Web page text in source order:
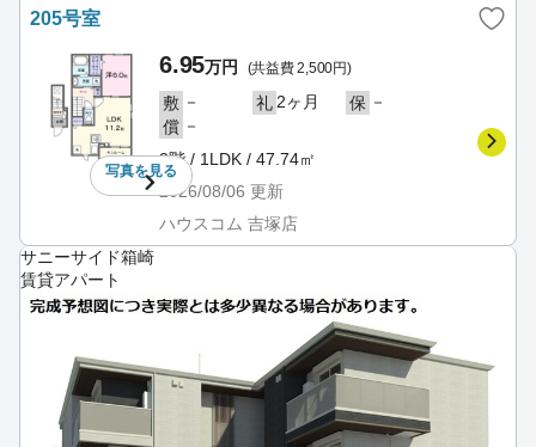
205号室
写真を見る
6.95万円 (共益費 2,500円)
敷 － 礼2ヶ月 保 －
償 －
2階 / 1LDK / 47.74㎡
2026/08/06 更新
ハウスコム 吉塚店
サニーサイド箱崎
賃貸アパート